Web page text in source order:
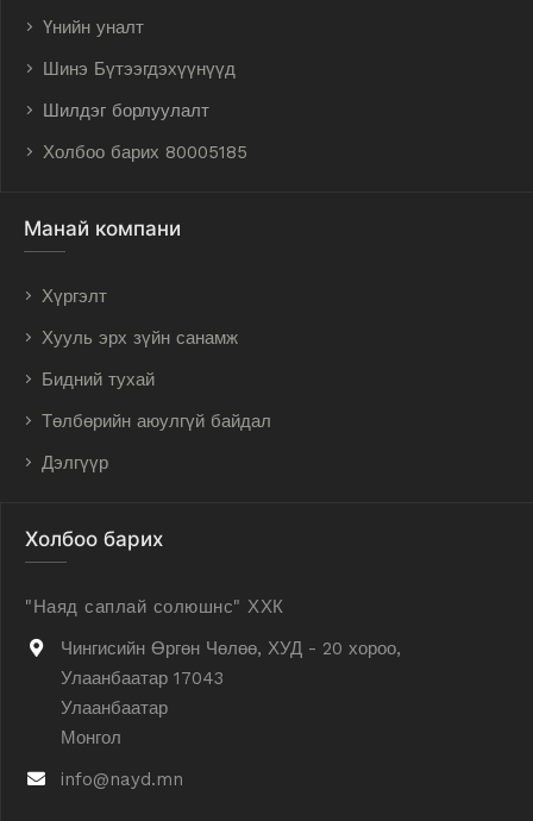
Үнийн уналт
Шинэ Бүтээгдэхүүнүүд
Шилдэг борлуулалт
Холбоо барих 80005185
Манай компани
Хүргэлт
Хууль эрх зүйн санамж
Бидний тухай
Төлбөрийн аюулгүй байдал
Дэлгүүр
Холбоо барих
"Наяд саплай солюшнс" ХХК
Чингисийн Өргөн Чөлөө, ХУД - 20 хороо,
Улаанбаатар 17043
Улаанбаатар
Монгол
info@nayd.mn